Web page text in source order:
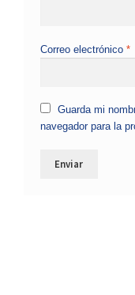
Correo electrónico*
Guarda mi
navegador para la